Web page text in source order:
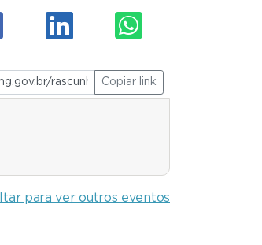
Copiar link
para ver outros eventos